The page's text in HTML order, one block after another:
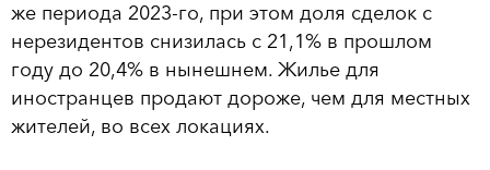
же периода 2023-го, при этом доля сделок с
нерезидентов снизилась с 21,1% в прошлом
году до 20,4% в нынешнем. Жилье для
иностранцев продают дороже, чем для местных
жителей, во всех локациях.